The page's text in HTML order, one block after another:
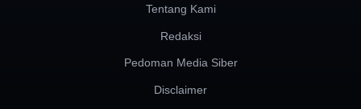
Tentang Kami
Redaksi
Pedoman Media Siber
Disclaimer